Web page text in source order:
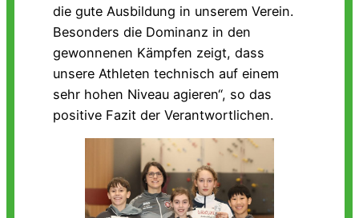
die gute Ausbildung in unserem Verein.
Besonders die Dominanz in den
gewonnenen Kämpfen zeigt, dass
unsere Athleten technisch auf einem
sehr hohen Niveau agieren“, so das
positive Fazit der Verantwortlichen.